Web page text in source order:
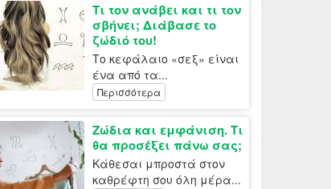
Τι τον ανάβει και τι τον
σβήνει; Διάβασε το
ζώδιό του!
Το κεφάλαιο «σεξ» είναι
ένα από τα...
Περισσότερα
Ζώδια και εμφάνιση. Τι
θα προσέξει πάνω σας;
Κάθεσαι μπροστά στον
καθρέφτη σου όλη μέρα...